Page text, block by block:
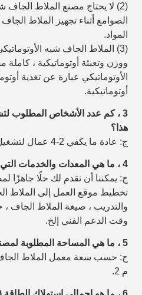
(2) لا يحتاج مصنع الملاط الجاف
الصوامع أثناء تجهيز الملاط الجاف
المواد.
(3) الملاط الجاف شبه
ووزن وتعبئة أوتوماتيكية ، كاملة
الأوتوماتيكي عبارة عن تغذية
أوتوماتيكية.
3 ، كم عدد الأشخاص المطلوب
هذا؟
ج: عادة ما يكفي 2-4 عمال لتشغيل مصنع الملاط الجاف.
4 ، ما هي المعدات والخدمات التي يمكنك تقديمها؟
ج: يمكننا أن نقدم لك حلًا جاهزًا
تخطيط موقع العمل إلى الملاط
والتدريب ، صيغة الملاط الجاف ،
وقت الدعم الفني إلخ.
5 ، ما هي المساحة المطلوبة لمصنع الملاط الجاف هذا؟
م 2.